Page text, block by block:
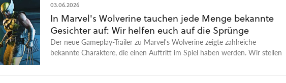
die sie entwickeln und spielen, sowie neue Seiten unserer Teammitglieder.
Falls ihr Themenwünsche habt, dann schreibt sie gerne in die Kommentare!
03.06.2026
In Marvel's Wolverine tauchen jede Menge bekannte
Gesichter auf: Wir helfen euch auf die Sprünge
Der neue Gameplay-Trailer zu Marvel's Wolverine zeigte zahlreiche
bekannte Charaktere, die einen Auftritt im Spiel haben werden. Wir stellen